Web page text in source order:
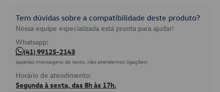
Tem dúvidas sobre a compatibilidade deste produto?
Nossa equipe especializada está pronta para ajudar!
Whatsapp:
(41) 99125-2143
(apenas mensagens de texto, não atendemos ligações)
Horário de atendimento:
Segunda à sexta, das 8h às 17h.